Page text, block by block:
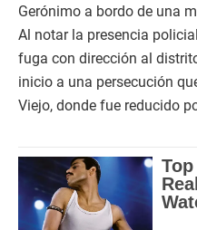
Gerónimo a bordo de una
Al notar la presencia
fuga con dirección al
inicio a una persecución
Viejo, donde fue reducido